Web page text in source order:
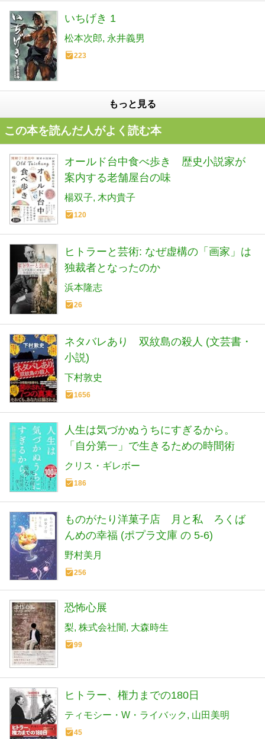
いちげき 1
松本次郎 永井義男
223
もっと見る
この本を読んだ人がよく読む本
オールド台中食べ歩き 歴史小説家が
案内する老舗屋台の味
楊双子 木内貴子
120
ヒトラーと芸術: なぜ虚構の「画家」は
独裁者となったのか
浜本隆志
26
ネタバレあり 双紋島の殺人 (文芸書・
小説)
下村敦史
1656
人生は気づかぬうちにすぎるから。
「自分第一」で生きるための時間術
クリス・ギレボー
186
ものがたり洋菓子店 月と私 ろくば
んめの幸福 (ポプラ文庫 の 5-6)
野村美月
256
恐怖心展
梨 株式会社闇 大森時生
99
ヒトラー、権力までの180日
ティモシー・W・ライバック 山田美明
45